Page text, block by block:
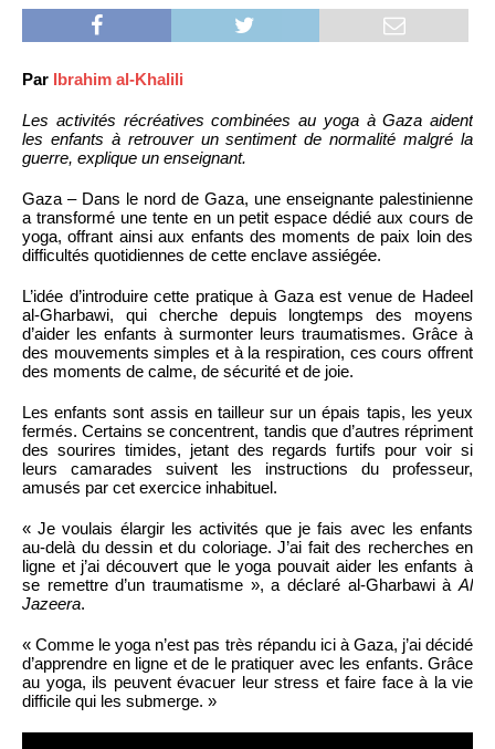
Par Ibrahim al-Khalili
Les activités récréatives combinées au yoga à Gaza aident
les enfants à retrouver un sentiment de normalité malgré la
guerre, explique un enseignant.
Gaza – Dans le nord de Gaza, une enseignante palestinienne
a transformé une tente en un petit espace dédié aux cours de
yoga, offrant ainsi aux enfants des moments de paix loin des
difficultés quotidiennes de cette enclave assiégée.
L’idée d’introduire cette pratique à Gaza est venue de Hadeel
al-Gharbawi, qui cherche depuis longtemps des moyens
d’aider les enfants à surmonter leurs traumatismes. Grâce à
des mouvements simples et à la respiration, ces cours offrent
des moments de calme, de sécurité et de joie.
Les enfants sont assis en tailleur sur un épais tapis, les yeux
fermés. Certains se concentrent, tandis que d’autres répriment
des sourires timides, jetant des regards furtifs pour voir si
leurs camarades suivent les instructions du professeur,
amusés par cet exercice inhabituel.
« Je voulais élargir les activités que je fais avec les enfants
au-delà du dessin et du coloriage. J’ai fait des recherches en
ligne et j’ai découvert que le yoga pouvait aider les enfants à
se remettre d’un traumatisme », a déclaré al-Gharbawi à Al
Jazeera.
« Comme le yoga n’est pas très répandu ici à Gaza, j’ai décidé
d’apprendre en ligne et de le pratiquer avec les enfants. Grâce
au yoga, ils peuvent évacuer leur stress et faire face à la vie
difficile qui les submerge. »